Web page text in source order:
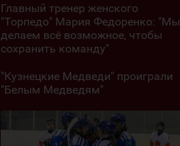
Главный тренер женского
"Торпедо" Мария Федоренко: "Мы
делаем всё возможное, чтобы
сохранить команду"
"Кузнецкие Медведи" проиграли
"Белым Медведям"